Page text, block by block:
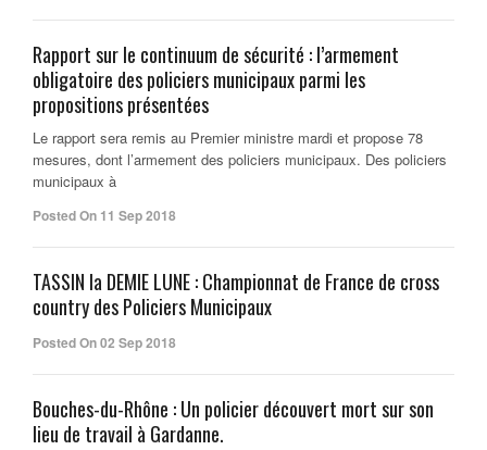
Rapport sur le continuum de sécurité : l’armement
obligatoire des policiers municipaux parmi les
propositions présentées
Le rapport sera remis au Premier ministre mardi et propose 78
mesures, dont l’armement des policiers municipaux. Des policiers
municipaux à
Posted On 11 Sep 2018
TASSIN la DEMIE LUNE : Championnat de France de cross
country des Policiers Municipaux
Posted On 02 Sep 2018
Bouches-du-Rhône : Un policier découvert mort sur son
lieu de travail à Gardanne.